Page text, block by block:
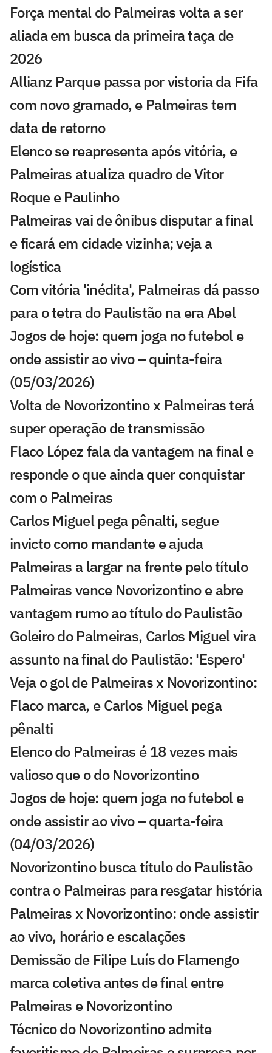
Força mental do Palmeiras volta a ser
aliada em busca da primeira taça de
2026
Allianz Parque passa por vistoria da Fifa
com novo gramado, e Palmeiras tem
data de retorno
Elenco se reapresenta após vitória, e
Palmeiras atualiza quadro de Vitor
Roque e Paulinho
Palmeiras vai de ônibus disputar a final
e ficará em cidade vizinha; veja a
logística
Com vitória 'inédita', Palmeiras dá passo
para o tetra do Paulistão na era Abel
Jogos de hoje: quem joga no futebol e
onde assistir ao vivo – quinta-feira
(05/03/2026)
Volta de Novorizontino x Palmeiras terá
super operação de transmissão
Flaco López fala da vantagem na final e
responde o que ainda quer conquistar
com o Palmeiras
Carlos Miguel pega pênalti, segue
invicto como mandante e ajuda
Palmeiras a largar na frente pelo título
Palmeiras vence Novorizontino e abre
vantagem rumo ao título do Paulistão
Goleiro do Palmeiras, Carlos Miguel vira
assunto na final do Paulistão: 'Espero'
Veja o gol de Palmeiras x Novorizontino:
Flaco marca, e Carlos Miguel pega
pênalti
Elenco do Palmeiras é 18 vezes mais
valioso que o do Novorizontino
Jogos de hoje: quem joga no futebol e
onde assistir ao vivo – quarta-feira
(04/03/2026)
Novorizontino busca título do Paulistão
contra o Palmeiras para resgatar história
Palmeiras x Novorizontino: onde assistir
ao vivo, horário e escalações
Demissão de Filipe Luís do Flamengo
marca coletiva antes de final entre
Palmeiras e Novorizontino
Técnico do Novorizontino admite